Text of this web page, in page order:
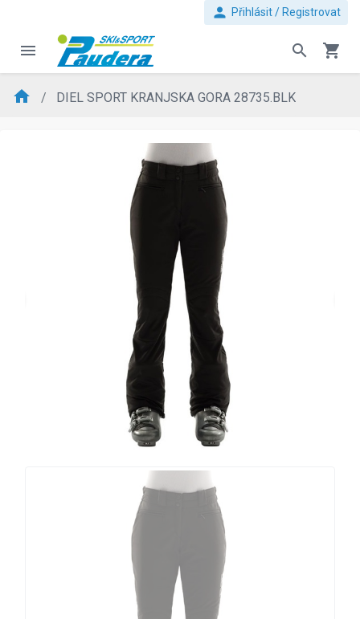
person Přihlásit / Registrovat
menu search shopping_cart
home DIEL SPORT KRANJSKA GORA 28735.BLK